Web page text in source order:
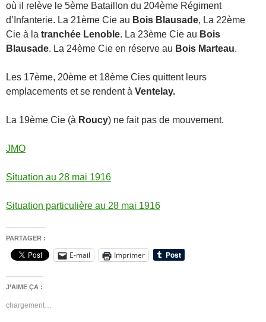
où il relève le 5ème Bataillon du 204ème Régiment
d’Infanterie. La 21ème Cie au Bois Blausade, La 22ème
Cie à la tranchée Lenoble. La 23ème Cie au Bois
Blausade. La 24ème Cie en réserve au Bois Marteau.
Les 17ème, 20ème et 18ème Cies quittent leurs
emplacements et se rendent à Ventelay.
La 19ème Cie (à Roucy) ne fait pas de mouvement.
JMO
Situation au 28 mai 1916
Situation particulière au 28 mai 1916
PARTAGER :
E-mail Imprimer
J’AIME ÇA :
chargement…